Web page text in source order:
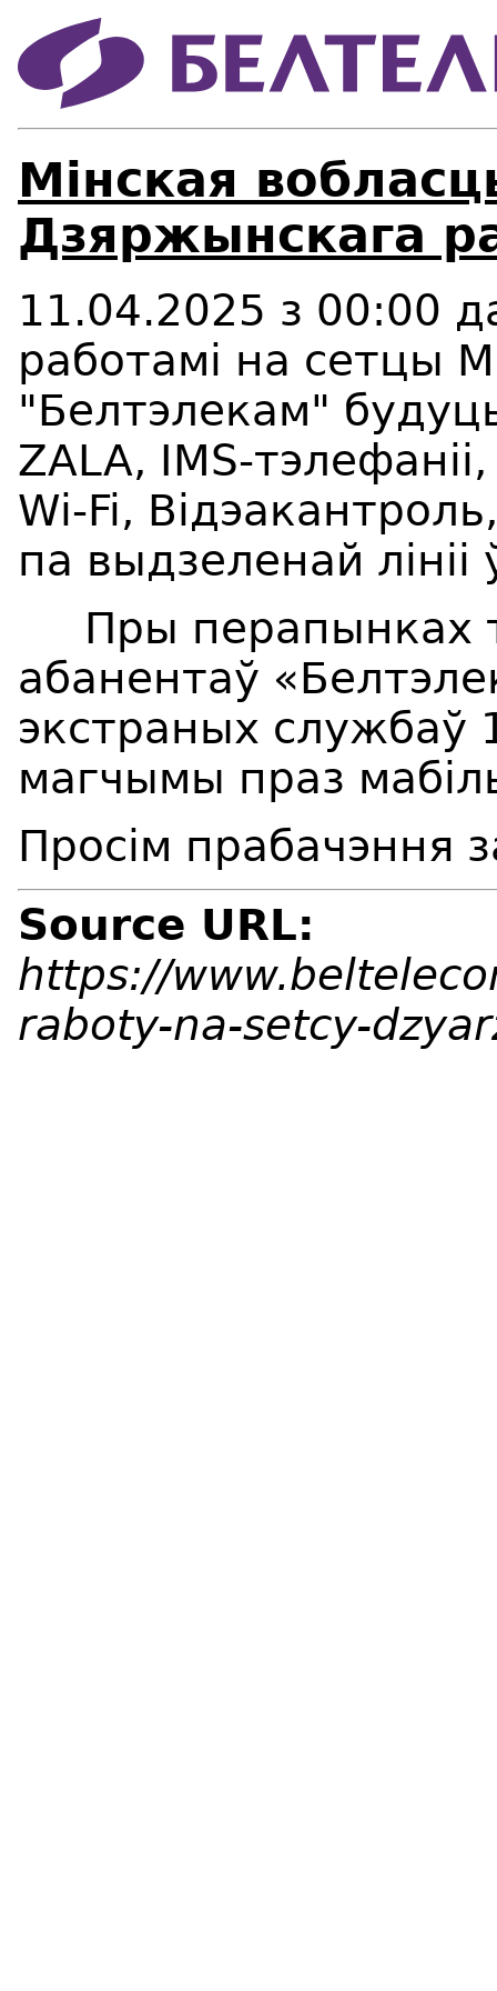
Мінская
Дзяржынскага
11.04.2025 з 00:00
работамі на сетцы
"Белтэлекам"
ZALA, IMS-
Wi-Fi,
па выдзеленай
Пры перапынках
абанентаў
экстраных службаў
магчымы праз
Просім прабачэння
Source URL:
https://
raboty-na-setcy-